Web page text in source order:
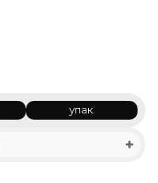
упак.